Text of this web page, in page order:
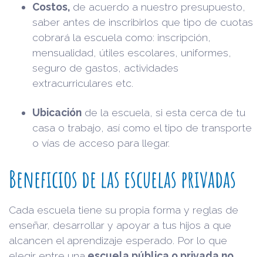
Costos, de acuerdo a nuestro presupuesto,
saber antes de inscribirlos que tipo de cuotas
cobrará la escuela como: inscripción,
mensualidad, útiles escolares, uniformes,
seguro de gastos, actividades
extracurriculares etc.
Ubicación de la escuela, si esta cerca de tu
casa o trabajo, así como el tipo de transporte
o vías de acceso para llegar.
Beneficios de las escuelas privadas
Cada escuela tiene su propia forma y reglas de
enseñar, desarrollar y apoyar a tus hijos a que
alcancen el aprendizaje esperado. Por lo que